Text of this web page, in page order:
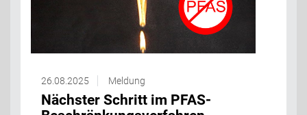
26.08.2025 Meldung
Nächster Schritt im PFAS-